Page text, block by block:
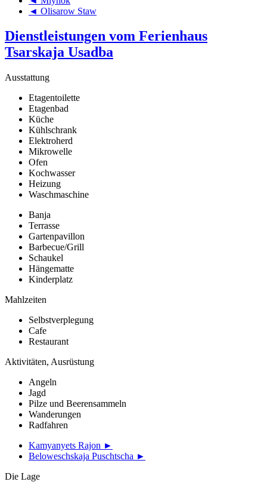
◄ Olisarow Staw
Dienstleistungen vom Ferienhaus
Tsarskaja Usadba
Ausstattung
Etagentoilette
Etagenbad
Küche
Kühlschrank
Elektroherd
Mikrowelle
Ofen
Kochwasser
Heizung
Waschmaschine
Banja
Terrasse
Gartenpavillon
Barbecue/Grill
Schaukel
Hängematte
Kinderplatz
Mahlzeiten
Selbstverplegung
Cafe
Restaurant
Aktivitäten, Ausrüstung
Angeln
Jagd
Pilze und Beerensammeln
Wanderungen
Radfahren
Kamyanyets Rajon ►
Beloweschskaja Puschtscha ►
Die Lage